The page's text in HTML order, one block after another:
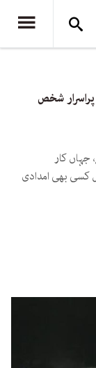
شخص
جہاں کار
کسی بھی امدادی